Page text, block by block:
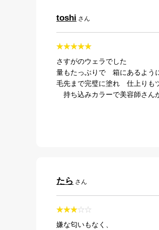
toshi さん
さすがのウェラでした
量もたっぶりで 箱にあるよう
毛先まで完璧に塗れ 仕上りも
持ち込みカラーで美容師さん
たら さん
嫌な匂いもなく、